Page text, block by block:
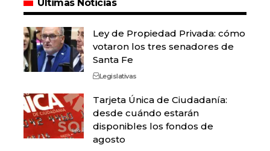
Últimas Noticias
Ley de Propiedad Privada: cómo
votaron los tres senadores de
Santa Fe
Legislativas
Tarjeta Única de Ciudadanía:
desde cuándo estarán
disponibles los fondos de
agosto